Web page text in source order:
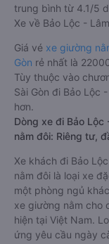
trung bình từ 4.1/5
Xe về Bảo Lộc -
Giá vé xe giường
Gòn rẻ nhất là
Tùy thuộc vào
Sài Gòn đi Bảo Lộc
hơn.
Dòng xe đi Bảo
nằm đôi: Riêng tư,
Xe khách đi Bảo
nằm đôi là loại xe
một phòng ngủ
xe giường nằm cho
hiện tại Việt Nam.
ứng yêu cầu ngày